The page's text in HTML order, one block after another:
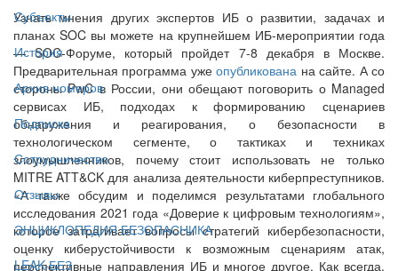
Субъекты
История
Архив номеров
Подписка
Сотрудничество
Отзывы
ЭНЦИКЛОПЕДИЯ БЕЗОПАСНИКА
LEAK-БЕЗ
Узнать мнения других экспертов ИБ о развитии, задачах и
планах SOC вы можете на крупнейшем ИБ-мероприятии года
— SOC-Форуме, который пройдет 7-8 декабря в Москве.
Предварительная программа ужеопубликована на сайте. А со
стороны PwC в России, они обещают поговорить о Managed
сервисах ИБ, подходах к формированию сценариев
обнаружения и реагирования, о безопасности в
технологическом сегменте, о тактиках и техниках
злоумышленников, почему стоит использовать не только
MITRE ATT&CK для анализа деятельности киберпреступников.
«А также обсудим и поделимся результатами глобального
исследования 2021 года «Доверие к цифровым технологиям»,
которое затрагивает вопросы стратегий кибербезопасности,
оценку киберустойчивости к возможным сценариям атак,
перспективные направления ИБ и многое другое. Как всегда,